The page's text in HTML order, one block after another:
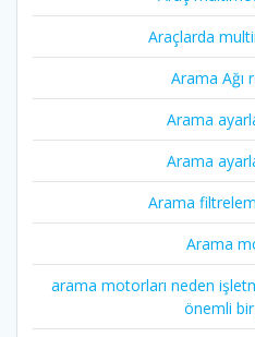
Araçlarda
Arama Ağı
Arama
Arama
Arama
Arama
arama motorları neden
önemli